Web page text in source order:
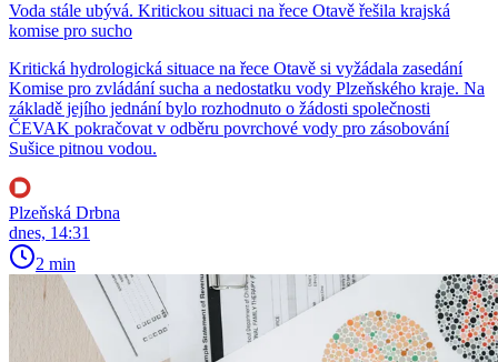
Voda stále ubývá. Kritickou situaci na řece Otavě řešila krajská
komise pro sucho
Kritická hydrologická situace na řece Otavě si vyžádala zasedání
Komise pro zvládání sucha a nedostatku vody Plzeňského kraje. Na
základě jejího jednání bylo rozhodnuto o žádosti společnosti
ČEVAK pokračovat v odběru povrchové vody pro zásobování
Sušice pitnou vodou.
Plzeňská Drbna
dnes, 14:31
2 min